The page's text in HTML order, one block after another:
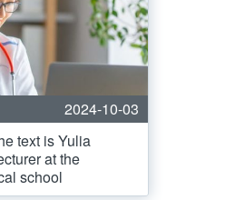
2024-10-03
text is Yulia
at the
school